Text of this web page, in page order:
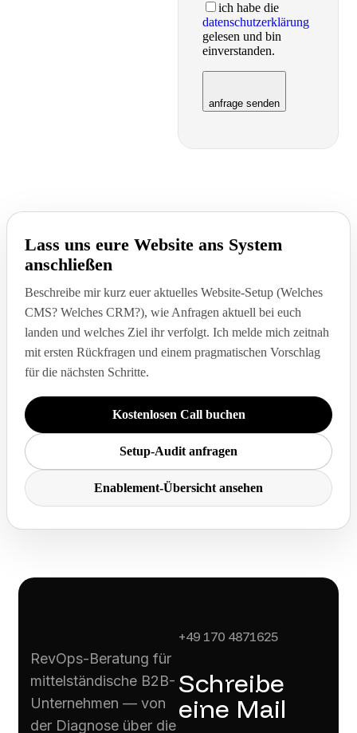
ich habe die
datenschutzerklärung
gelesen und bin
einverstanden.
anfrage senden
Lass uns eure Website ans System
anschließen
Beschreibe mir kurz euer aktuelles Website-Setup (Welches
CMS? Welches CRM?), wie Anfragen aktuell bei euch
landen und welches Ziel ihr verfolgt. Ich melde mich zeitnah
mit ersten Rückfragen und einem pragmatischen Vorschlag
für die nächsten Schritte.
Kostenlosen Call buchen
Setup-Audit anfragen
Enablement-Übersicht ansehen
RevOps-Beratung für
mittelständische B2B-
Unternehmen — von
der Diagnose über die
+49 170 4871625
Schreibe
eine Mail